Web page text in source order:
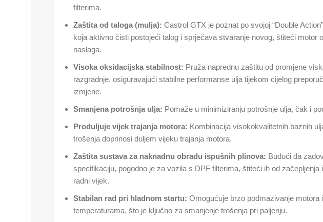
filterima.
Zaštita od taloga (mulja): Castrol GTX je poznat po svojoj “Double
koja aktivno čisti postojeći talog i sprječava stvaranje novog, štiteći motor
naslaga.
Visoka oksidacijska stabilnost: Pruža naprednu zaštitu od promjene
razgradnje, osiguravajući stabilne performanse ulja tijekom cijelog
izmjene.
Smanjena potrošnja ulja: Pomaže u minimiziranju potrošnje ulja, čak i
Produljuje vijek trajanja motora: Kombinacija visokokvalitetnih baznih
trošenja doprinosi duljem vijeku trajanja motora.
Zaštita sustava za naknadnu obradu ispušnih plinova: Budući da
specifikaciju, pogodno je za vozila s DPF filterima, štiteći ih od začepljenja
radni vijek.
Stabilan rad pri hladnom startu: Omogućuje brzo podmazivanje motora
temperaturama, što je ključno za smanjenje trošenja pri paljenju.